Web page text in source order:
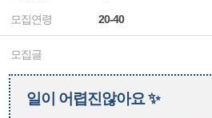
모집연령 20-40
모집글
일이 어렵진않아요 ✨